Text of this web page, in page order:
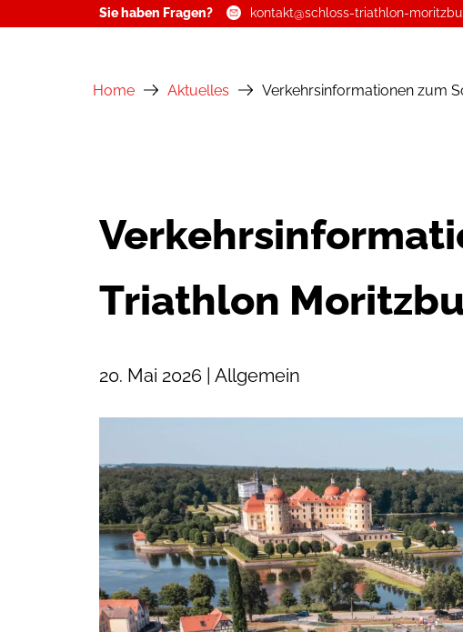
Sie haben Fragen? kontakt@schloss-triathlon-
Home Aktuelles Verkehrsinformationen zum
Triathlon
20. Mai 2026 | Allgemein